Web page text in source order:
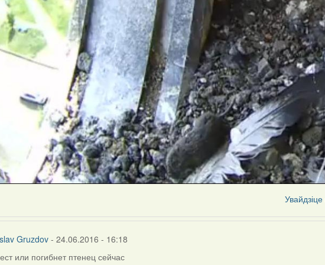
Увайдзіце
Gruzdov- 24.06.2016 - 16:18
или погибнет птенец сейчас